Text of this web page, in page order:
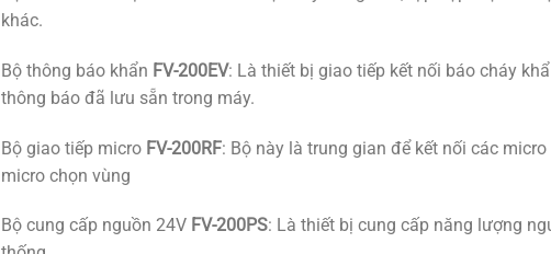
khác.
Bộ thông báo khẩn FV-200EV: Là thiết bị giao tiếp kết nối báo cháy
thông báo đã lưu sẵn trong máy.
Bộ giao tiếp micro FV-200RF: Bộ này là trung gian để kết nối các
micro chọn vùng
Bộ cung cấp nguồn 24V FV-200PS: Là thiết bị cung cấp năng lượng